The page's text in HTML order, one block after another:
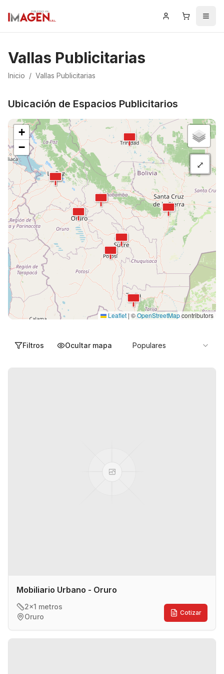
Iniciar Sesión
Carrito
Vallas Publicitarias
Inicio / Vallas Publicitarias
Ubicación de Espacios Publicitarios
+
−
⤢
Leaflet | ©OpenStreetMapcontributors
Filtros Ocultar mapa Populares
Mobiliario Urbano - Oruro
2x1 metros
Oruro
Cotizar